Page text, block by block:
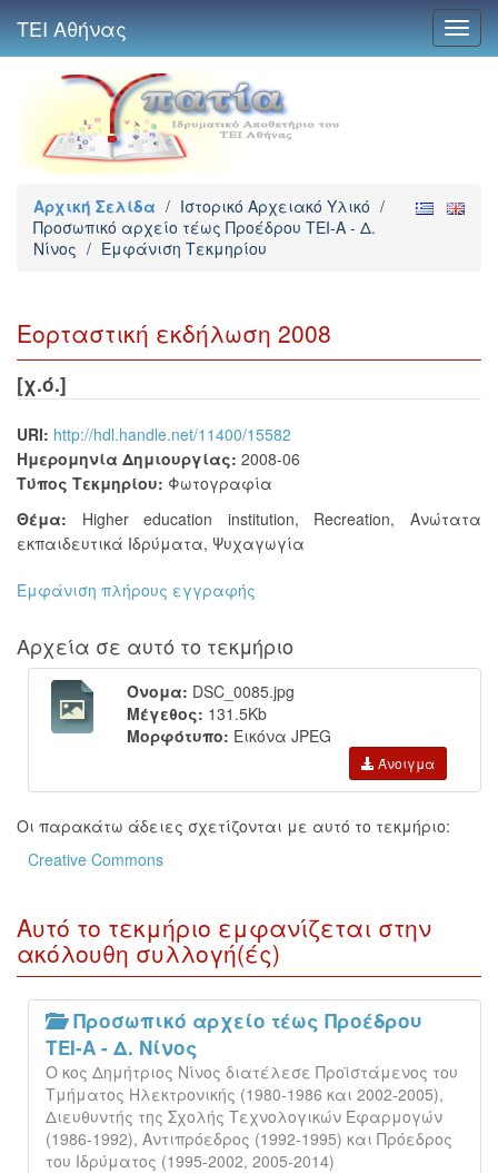
ΤΕΙ Αθήνας
Αρχική Σελίδα / Ιστορικό Αρχειακό Υλικό /
Προσωπικό αρχείο τέως Προέδρου ΤΕΙ-Α - Δ.
Νίνος / Εμφάνιση Τεκμηρίου
Εορταστική εκδήλωση 2008
[χ.ό.]
URI: http://hdl.handle.net/11400/15582
Ημερομηνία Δημιουργίας: 2008-06
Τύπος Τεκμηρίου: Φωτογραφία
Θέμα:
Higher education institution, Recreation,Ανώτατα
εκπαιδευτικά Ιδρύματα, Ψυχαγωγία
Εμφάνιση πλήρους εγγραφής
Αρχεία σε αυτό το τεκμήριο
Όνομα: DSC_0085.jpg
Μέγεθος: 131.5Kb
Μορφότυπο: Εικόνα JPEG
Άνοιγμα
Οι παρακάτω άδειες σχετίζονται με αυτό το τεκμήριο:
Creative Commons
Αυτό το τεκμήριο εμφανίζεται στην
ακόλουθη συλλογή(ές)
Προσωπικό αρχείο τέως Προέδρου
ΤΕΙ-Α - Δ. Νίνος
Ο κος Δημήτριος Νίνος διατέλεσε Προϊστάμενος του
Τμήματος Ηλεκτρονικής (1980-1986 και 2002-2005),
Διευθυντής της Σχολής Τεχνολογικών Εφαρμογών
(1986-1992), Αντιπρόεδρος (1992-1995) και Πρόεδρος
του Ιδρύματος (1995-2002, 2005-2014)